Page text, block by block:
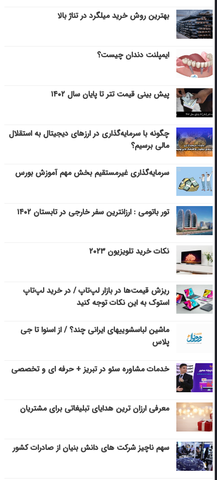
بهترین روش خرید میلگرد در تناژ بالا
ایمپلنت دندان چیست؟
پیش بینی قیمت تتر تا پایان سال ۱۴۰۲
چگونه با سرمایه‌گذاری در ارزهای دیجیتال به استقلال
مالی برسیم؟
سرمایه‌گذاری غیرمستقیم بخش مهم آموزش بورس
تور باتومی : ارزانترین سفر خارجی در تابستان ۱۴۰۲
نکات خرید تلویزیون ۲۰۲۳
ریزش قیمت‌ها در بازار لپ‌تاپ / در خرید لپ‌تاپ
استوک به این نکات توجه کنید
ماشین لباسشویی‎های ایرانی چند؟ / از اسنوا تا جی
پلاس
خدمات مشاوره سئو در تبریز + حرفه ای و تخصصی
معرفی ارزان ترین هدایای تبلیغاتی برای مشتریان
سهم ناچیز شرکت های دانش بنیان از صادرات کشور